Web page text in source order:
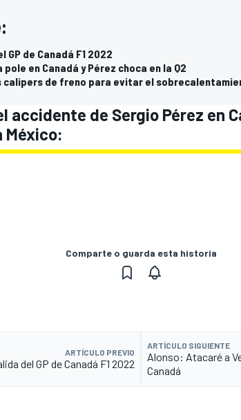
de Canadá F1 2022
en Canadá y Pérez choca en la Q2
calipers de freno para evitar el
accidente de Sergio Pérez en
México:
Comparte o guarda esta historia
ARTÍCULO PREVIO
del GP de Canadá F1 2022
ARTÍCULO SIGUIENTE
Alonso: Atacaré a
Canadá